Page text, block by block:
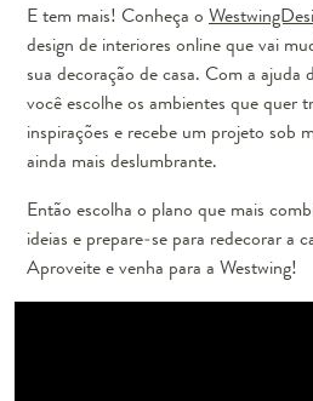
E tem mais! Conheça o
design de interiores online que vai
sua decoração de casa. Com a ajuda
você escolhe os ambientes que quer
inspirações e recebe um projeto sob
ainda mais deslumbrante.
Então escolha o plano que mais
ideias e prepare-se para redecorar a
Aproveite e venha para a Westwing!